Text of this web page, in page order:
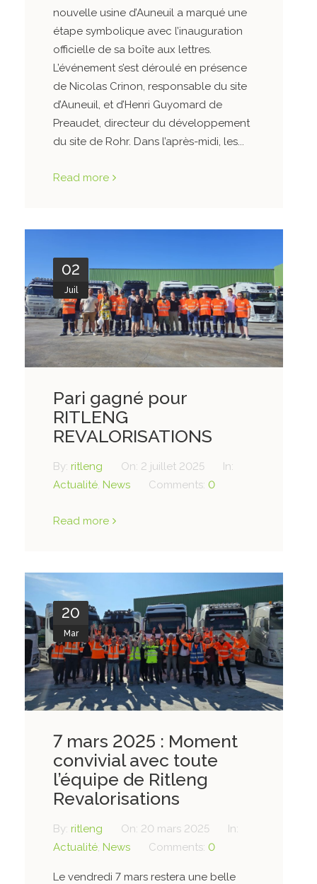
nouvelle usine d’Auneuil a marqué une
étape symbolique avec l’inauguration
officielle de sa boîte aux lettres.
L’événement s’est déroulé en présence
de Nicolas Crinon, responsable du site
d’Auneuil, et d’Henri Guyomard de
Preaudet, directeur du développement
du site de Rohr. Dans l’après-midi, les...
Read more
02
Juil
Pari gagné pour
RITLENG
REVALORISATIONS
By: ritleng On: 2 juillet 2025
In:
Actualité, News Comments: 0
Read more
20
Mar
7 mars 2025 : Moment
convivial avec toute
l’équipe de Ritleng
Revalorisations
By: ritleng On: 20 mars 2025
In:
Actualité, News Comments: 0
Le vendredi 7 mars restera une belle